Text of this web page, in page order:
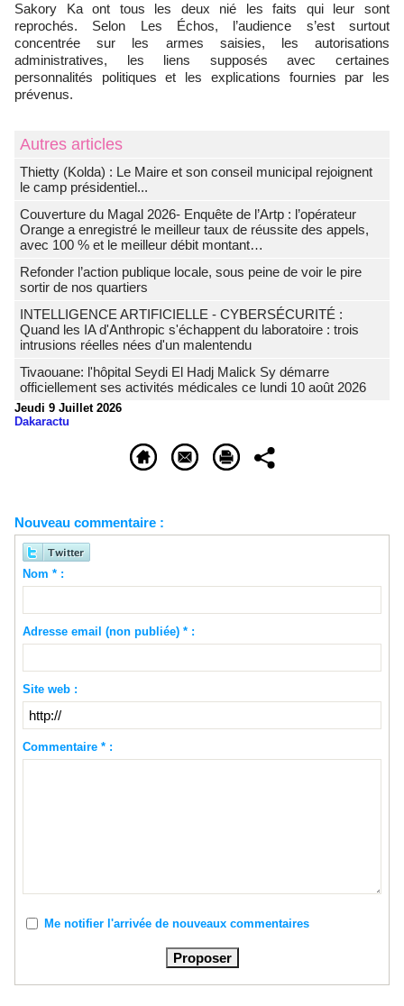
Sakory Ka ont tous les deux nié les faits qui leur sont
reprochés. Selon Les Échos, l’audience s’est surtout
concentrée sur les armes saisies, les autorisations
administratives, les liens supposés avec certaines
personnalités politiques et les explications fournies par les
prévenus.
Autres articles
‎Thietty (Kolda) : Le Maire et son conseil municipal rejoignent
le camp présidentiel...
Couverture du Magal 2026- Enquête de l’Artp : l’opérateur
Orange a enregistré le meilleur taux de réussite des appels,
avec 100 % et le meilleur débit montant…
Refonder l’action publique locale, sous peine de voir le pire
sortir de nos quartiers
INTELLIGENCE ARTIFICIELLE - CYBERSÉCURITÉ :
Quand les IA d'Anthropic s'échappent du laboratoire : trois
intrusions réelles nées d'un malentendu
Tivaouane: l'hôpital Seydi El Hadj Malick Sy démarre
officiellement ses activités médicales ce lundi 10 août 2026
Jeudi 9 Juillet 2026
Dakaractu
Nouveau commentaire :
Nom * :
Adresse email (non publiée) * :
Site web :
Commentaire * :
Me notifier l'arrivée de nouveaux commentaires